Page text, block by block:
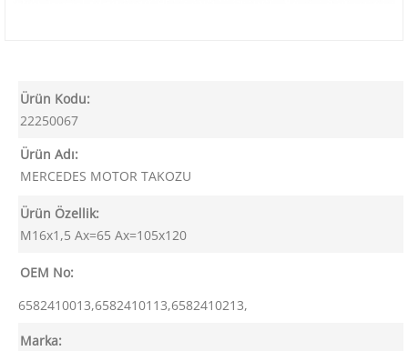
Ürün Kodu:
22250067
Ürün Adı:
MERCEDES MOTOR TAKOZU
Ürün Özellik:
M16x1,5 Ax=65 Ax=105x120
OEM No:
6582410013,6582410113,6582410213,
Marka: